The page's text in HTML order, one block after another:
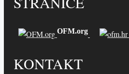
OFM.org
KONTAKT